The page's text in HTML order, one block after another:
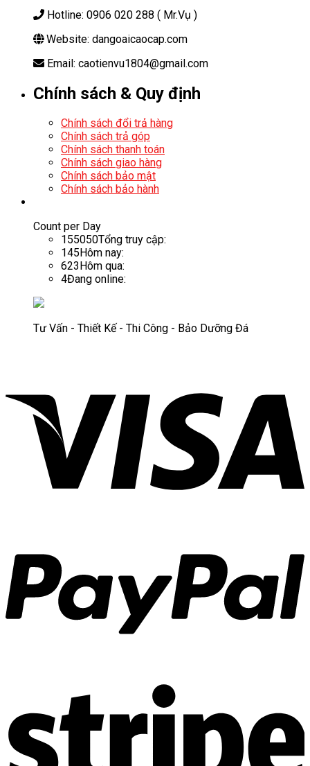
Hotline: 0906 020 288 ( Mr.Vụ )
Website: dangoaicaocap.com
Email: caotienvu1804@gmail.com
Chính sách & Quy định
Chính sách đổi trả hàng
Chính sách trả góp
Chính sách thanh toán
Chính sách giao hàng
Chính sách bảo mật
Chính sách bảo hành
Count per Day
155050Tổng truy cập:
145 Hôm nay:
623 Hôm qua:
4Đang online:
Tư Vấn - Thiết Kế - Thi Công - Bảo Dưỡng Đá